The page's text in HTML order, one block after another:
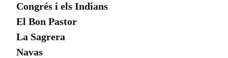
Congrés i els Indians
El Bon Pastor
La Sagrera
Navas